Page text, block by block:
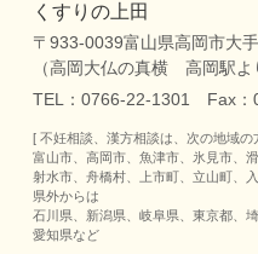
くすりの上田
〒933-0039富山県高岡市大
（高岡大仏の真横 高岡駅よ
TEL： 0766-22-1301 Fax：
[ 不妊相談、漢方相談は、次の地域
富山市、高岡市、魚津市、氷見市、
射水市、舟橋村、上市町、立山町、
県外からは
石川県、新潟県、岐阜県、東京都、
愛知県など